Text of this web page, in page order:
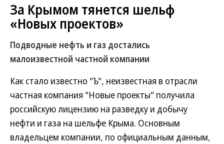
За Крымом тянется шельф
«Новых проектов»
Подводные нефть и газ достались
малоизвестной частной компании
Как стало известно "Ъ", неизвестная в отрасли
частная компания "Новые проекты" получила
российскую лицензию на разведку и добычу
нефти и газа на шельфе Крыма. Основным
владельцем компании, по официальным данным,